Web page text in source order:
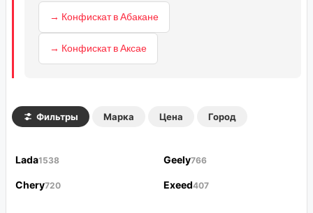
→ Конфискат в Абакане
→ Конфискат в Аксае
Фильтры Марка Цена Город
Lada1538 Geely766
Chery720 Exeed407